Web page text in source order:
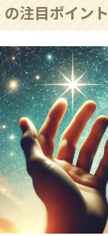
の注目ポイント